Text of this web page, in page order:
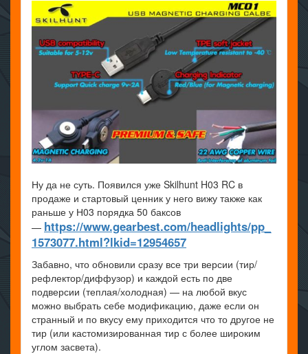
Ну да не суть. Появился уже Skilhunt H03 RC в
продаже и стартовый ценник у него вижу также как
раньше у Н03 порядка 50 баксов
— https://www.gearbest.com/headlights/pp_
1573077.html?lkid=12954657
Забавно, что обновили сразу все три версии (тир/
рефлектор/диффузор) и каждой есть по две
подверсии (теплая/холодная) — на любой вкус
можно выбрать себе модификацию, даже если он
странный и по вкусу ему приходится что то другое не
тир (или кастомизированная тир с более широким
углом засвета).